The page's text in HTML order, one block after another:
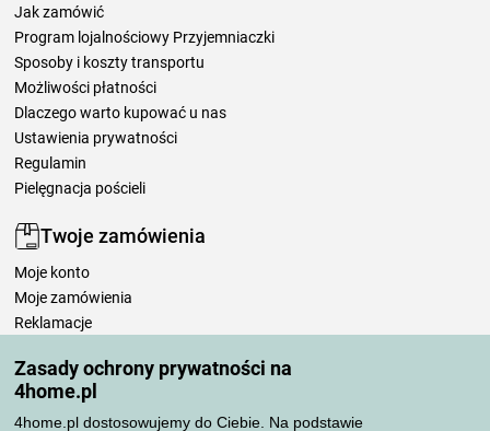
Zasady ochrony prywatności na
4home.pl
4home.pl dostosowujemy do Ciebie. Na podstawie
Jak zamówić
Program lojalnościowy Przyjemniaczki
Sposoby i koszty transportu
Możliwości płatności
Dlaczego warto kupować u nas
Ustawienia prywatności
Regulamin
Pielęgnacja pościeli
Twoje zamówienia
Moje konto
Moje zamówienia
Reklamacje
Zasady przetwarzania recenzji